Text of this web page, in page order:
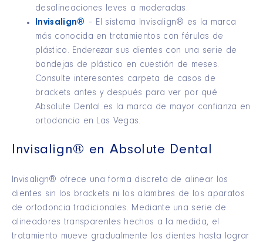
desalineaciones leves a moderadas.
Invisalign® – El sistema Invisalign® es la marca
más conocida en tratamientos con férulas de
plástico. Enderezar sus dientes con una serie de
bandejas de plástico en cuestión de meses.
Consulte interesantes carpeta de casos de
brackets antes y después para ver por qué
Absolute Dental es la marca de mayor confianza en
ortodoncia en Las Vegas.
Invisalign® en Absolute Dental
Invisalign® ofrece una forma discreta de alinear los
dientes sin los brackets ni los alambres de los aparatos
de ortodoncia tradicionales. Mediante una serie de
alineadores transparentes hechos a la medida, el
tratamiento mueve gradualmente los dientes hasta lograr